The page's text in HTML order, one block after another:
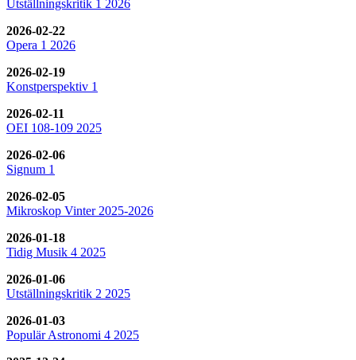
Utställningskritik 1 2026
2026-02-22
Opera 1 2026
2026-02-19
Konstperspektiv 1
2026-02-11
OEI 108-109 2025
2026-02-06
Signum 1
2026-02-05
Mikroskop Vinter 2025-2026
2026-01-18
Tidig Musik 4 2025
2026-01-06
Utställningskritik 2 2025
2026-01-03
Populär Astronomi 4 2025